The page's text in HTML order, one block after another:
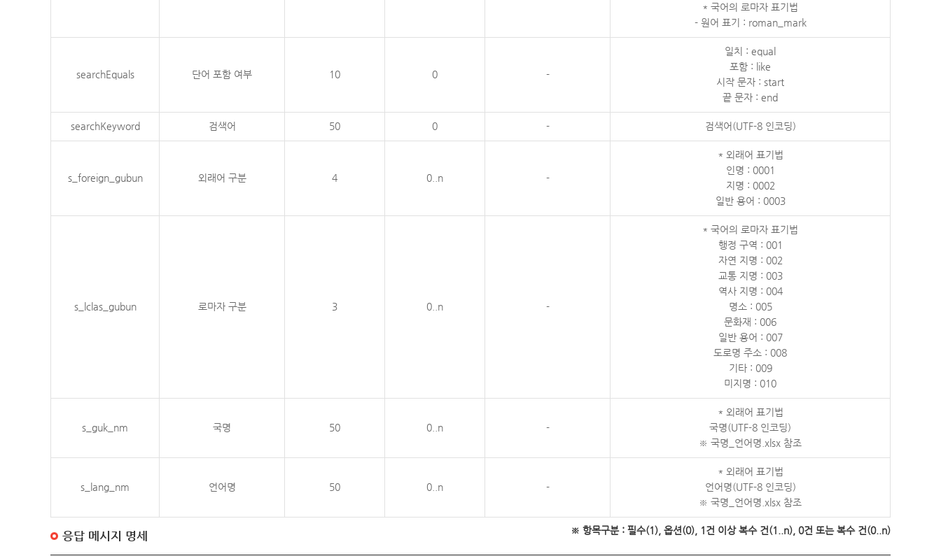
* 국어의 로마자 표기법
- 원어 표기 : roman_mark
searchEquals 단어 포함 여부 10 0 -
일치 : equal
포함 : like
시작 문자 : start
끝 문자 : end
searchKeyword 검색어 50 0 - 검색어(UTF-8 인코딩)
s_foreign_gubun 외래어 구분 4 0..n -
* 외래어 표기법
인명 : 0001
지명 : 0002
일반 용어 : 0003
s_lclas_gubun 로마자 구분 3 0..n -
* 국어의 로마자 표기법
행정 구역 : 001
자연 지명 : 002
교통 지명 : 003
역사 지명 : 004
명소 : 005
문화재 : 006
일반 용어 : 007
도로명 주소 : 008
기타 : 009
미지명 : 010
s_guk_nm 국명 50 0..n -
* 외래어 표기법
국명(UTF-8 인코딩)
※ 국명_언어명.xlsx 참조
s_lang_nm 언어명 50 0..n -
* 외래어 표기법
언어명(UTF-8 인코딩)
※ 국명_언어명.xlsx 참조
※ 항목구분 : 필수(1), 옵션(0), 1건 이상 복수 건(1..n), 0건 또는 복수 건(0..n)
응답 메시지 명세